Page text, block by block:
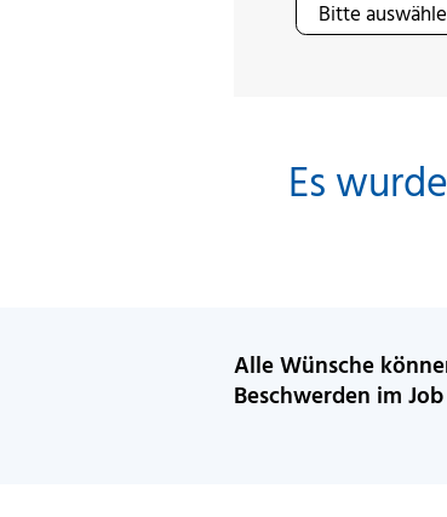
Es
Alle Wünsche
Beschwerden im